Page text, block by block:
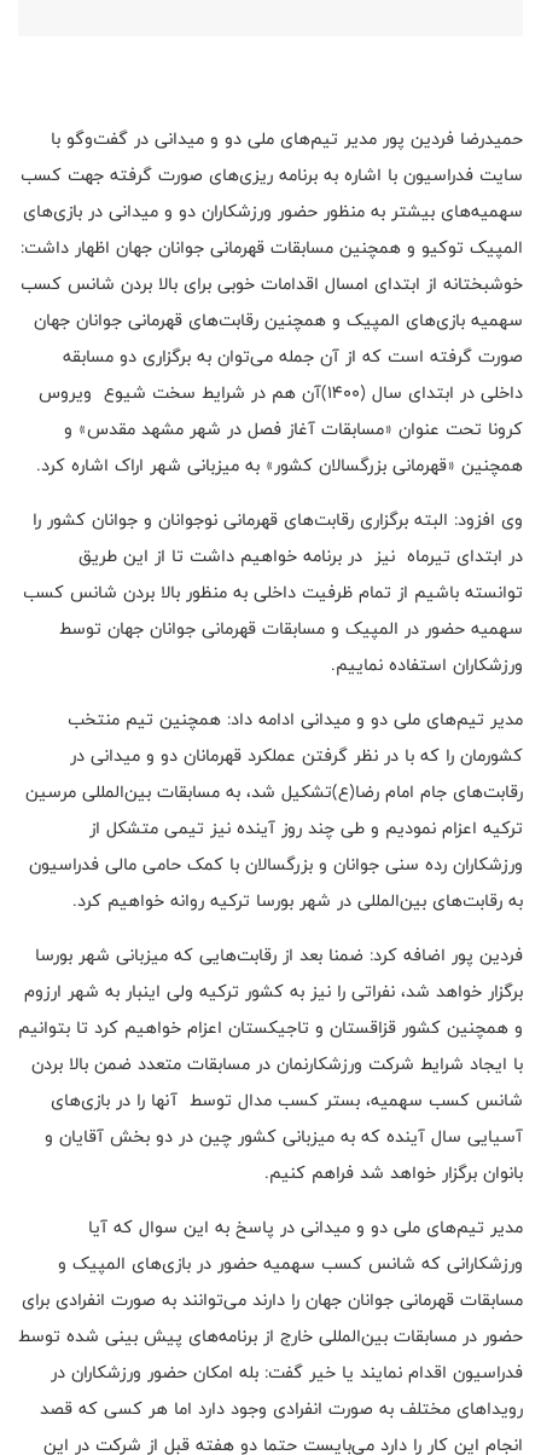
حمیدرضا فردین پور مدیر تیم‌های ملی دو و میدانی در گفت‌وگو با
سایت فدراسیون با اشاره به برنامه ریزی‌های صورت گرفته جهت کسب
سهمیه‌های بیشتر به منظور حضور ورزشکاران دو و میدانی در بازی‌های
المپیک توکیو و همچنین مسابقات قهرمانی جوانان جهان اظهار داشت:
خوشبختانه از ابتدای امسال اقدامات خوبی برای بالا بردن شانس کسب
سهمیه بازی‌های المپیک و همچنین رقابت‌های قهرمانی جوانان جهان
صورت گرفته است که از آن جمله می‌توان به برگزاری دو مسابقه
داخلی در ابتدای سال (۱۴۰۰)آن هم در شرایط سخت شیوع ویروس
کرونا تحت عنوان «مسابقات آغاز فصل در شهر مشهد مقدس» و
همچنین «قهرمانی بزرگسالان کشور» به میزبانی شهر اراک اشاره کرد.
وی افزود: البته برگزاری رقابت‌های قهرمانی نوجوانان و جوانان کشور را
در ابتدای تیرماه نیز در برنامه خواهیم داشت تا از این طریق
توانسته باشیم از تمام ظرفیت داخلی به منظور بالا بردن شانس کسب
سهمیه حضور در المپیک و مسابقات قهرمانی جوانان جهان توسط
ورزشکاران استفاده نماییم.
مدیر تیم‌های ملی دو و میدانی ادامه داد: همچنین تیم منتخب
کشورمان را که با در نظر گرفتن عملکرد قهرمانان دو و میدانی در
رقابت‌های جام امام رضا(ع)تشکیل شد، به مسابقات بین‌المللی مرسین
ترکیه اعزام نمودیم و طی چند روز آینده نیز تیمی متشکل از
ورزشکاران رده سنی جوانان و بزرگسالان با کمک حامی مالی فدراسیون
به رقابت‌های بین‌المللی در شهر بورسا ترکیه روانه خواهیم کرد.
فردین پور اضافه کرد: ضمنا بعد از رقابت‌هایی که میزبانی شهر بورسا
برگزار خواهد شد، نفراتی را نیز به کشور ترکیه ولی اینبار به شهر ارزوم
و همچنین کشور قزاقستان و تاجیکستان اعزام خواهیم کرد تا بتوانیم
با ایجاد شرایط شرکت ورزشکارنمان در مسابقات متعدد ضمن بالا بردن
شانس کسب سهمیه، بستر کسب مدال توسط آنها را در بازی‌های
آسیایی سال آینده که به میزبانی کشور چین در دو بخش آقایان و
بانوان برگزار خواهد شد فراهم کنیم.
مدیر تیم‌های ملی دو و میدانی در پاسخ به این سوال که آیا
ورزشکارانی که شانس کسب سهمیه حضور در بازی‌های المپیک و
مسابقات قهرمانی جوانان جهان را دارند می‌توانند به صورت انفرادی برای
حضور در مسابقات بین‌المللی خارج از برنامه‌های پیش بینی شده توسط
فدراسیون اقدام نمایند یا خیر گفت: بله امکان حضور ورزشکاران در
رویدا‌های مختلف به صورت انفرادی وجود دارد اما هر کسی که قصد
انجام این کار را دارد می‌بایست حتما دو هفته قبل از شرکت در این